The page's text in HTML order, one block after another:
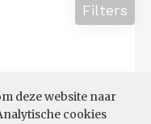
deze website naar
cookies
Filters